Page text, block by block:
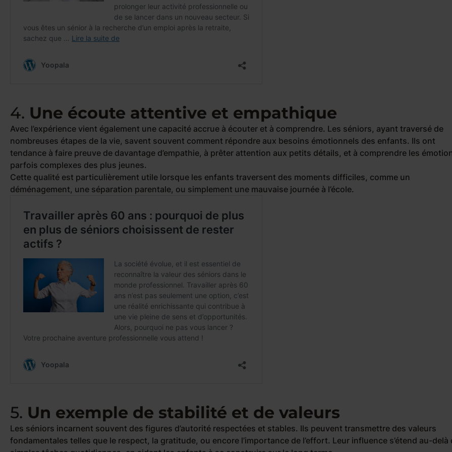
4. Une écoute attentive et empathique
Avec l’expérience vient également une capacité accrue à écouter et à comprendre. Les séniors, ayant traversé de
nombreuses étapes de la vie, savent souvent comment répondre aux besoins émotionnels des enfants. Ils ont
tendance à faire preuve de davantage d’empathie, à prêter attention aux petits détails, et à comprendre les
parfois complexes des plus jeunes.
Cette qualité est particulièrement utile lorsque les enfants traversent des moments difficiles, comme un
déménagement, une séparation parentale, ou simplement une mauvaise journée à l’école.
5. Un exemple de stabilité et de valeurs
Les séniors incarnent souvent des figures d’autorité respectées et stables. Ils peuvent transmettre des valeurs
fondamentales telles que le respect, la gratitude, ou encore l’importance de l’effort. Leur influence s’étend au-delà